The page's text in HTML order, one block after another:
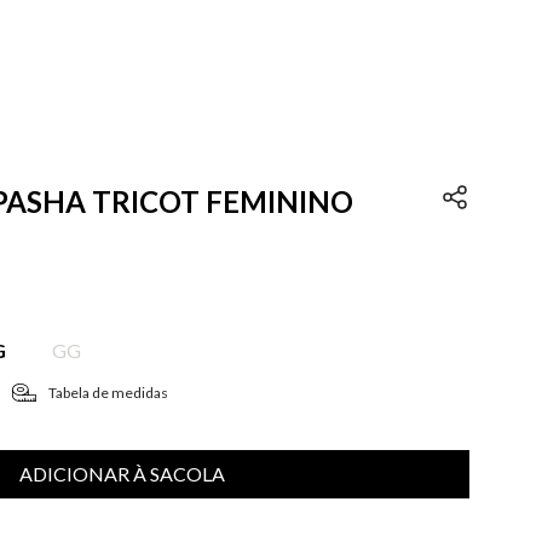
TRICOT FEMININO
GG
Tabela de medidas
ADICIONAR À SACOLA